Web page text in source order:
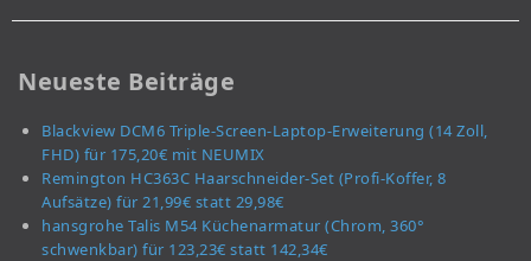
Neueste Beiträge
Blackview DCM6 Triple-Screen-Laptop-Erweiterung (14 Zoll,
FHD) für 175,20€ mit NEUMIX
Remington HC363C Haarschneider-Set (Profi-Koffer, 8
Aufsätze) für 21,99€ statt 29,98€
hansgrohe Talis M54 Küchenarmatur (Chrom, 360°
schwenkbar) für 123,23€ statt 142,34€